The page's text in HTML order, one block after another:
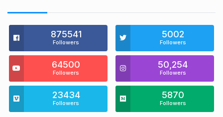
875541
Followers
5002
Followers
64500
Followers
50,254
Followers
23434
Followers
5870
Followers